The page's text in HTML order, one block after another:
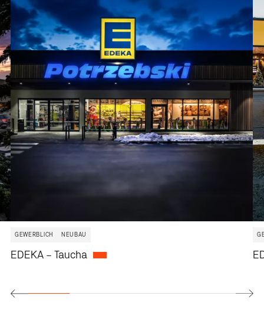
GEWERBLICH NEUBAU
EDEKA – Taucha